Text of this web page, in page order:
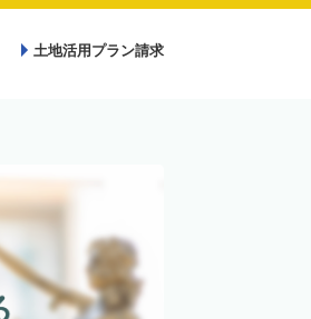
土地活用プラン請求